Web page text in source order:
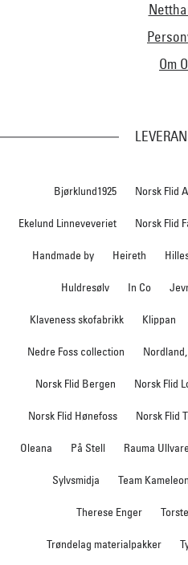
Om
Bjørklund1925 Norsk Flid
Ekelund Linneveveriet Norsk Flid
Handmade by Heireth
Huldresølv In Co
Klaveness skofabrikk Klippan
Nedre Foss collection
Norsk Flid Bergen Norsk Flid
Norsk Flid Hønefoss Norsk Flid
Oleana På Stell Rauma
Sylvsmidja Team
Therese Enger
Trøndelag materialpakker